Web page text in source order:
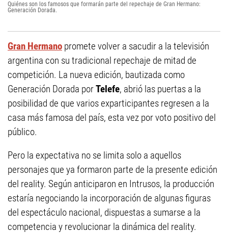
Quiénes son los famosos que formarán parte del repechaje de Gran Hermano:
Generación Dorada.
Gran Hermano promete volver a sacudir a la televisión
argentina con su tradicional repechaje de mitad de
competición. La nueva edición, bautizada como
Generación Dorada porTelefe, abrió las puertas a la
posibilidad de que varios exparticipantes regresen a la
casa más famosa del país, esta vez por voto positivo del
público.
Pero la expectativa no se limita solo a aquellos
personajes que ya formaron parte de la presente edición
del reality. Según anticiparon en Intrusos, la producción
estaría negociando la incorporación de algunas figuras
del espectáculo nacional, dispuestas a sumarse a la
competencia y revolucionar la dinámica del reality.